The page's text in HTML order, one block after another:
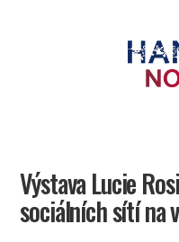
Výstava Lucie
sociálních sítí na